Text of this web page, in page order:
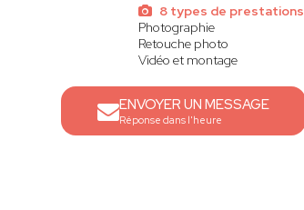
8 types de prestations
Photographie
Retouche photo
Vidéo et montage
ENVOYER UN MESSAGE
Réponse dans l'heure